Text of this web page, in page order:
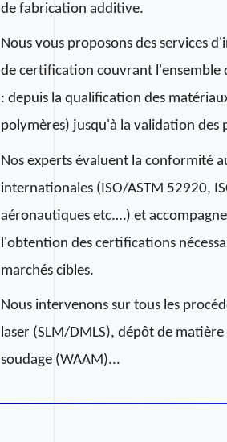
de fabrication additive.
Nous vous proposons des services
de certification couvrant l'ensemble
: depuis la qualification des
polymères) jusqu'à la validation des
Nos experts évaluent la conformité
internationales (ISO/ASTM 52920,
aéronautiques etc.…) et
l'obtention des certifications
marchés cibles.
Nous intervenons sur tous les
laser (SLM/DMLS), dépôt de
soudage (WAAM)...